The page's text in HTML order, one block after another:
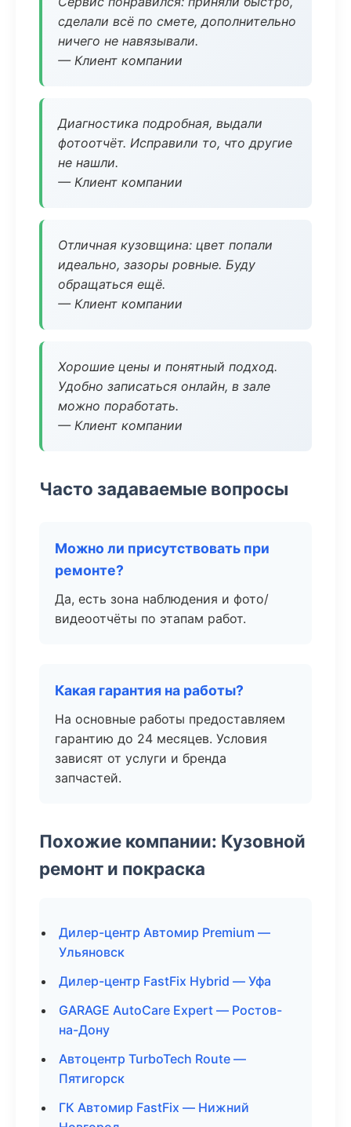
сделали всё по смете, дополнительно
ничего не навязывали.
— Клиент компании
Диагностика подробная, выдали
фотоотчёт. Исправили то, что другие
не нашли.
— Клиент компании
Отличная кузовщина: цвет попали
идеально, зазоры ровные. Буду
обращаться ещё.
— Клиент компании
Хорошие цены и понятный подход.
Удобно записаться онлайн, в зале
можно поработать.
— Клиент компании
Часто задаваемые вопросы
Можно ли присутствовать при
ремонте?
Да, есть зона наблюдения и фото/
видеоотчёты по этапам работ.
Какая гарантия на работы?
На основные работы предоставляем
гарантию до 24 месяцев. Условия
зависят от услуги и бренда
запчастей.
Похожие компании: Кузовной
ремонт и покраска
Дилер-центр Автомир Premium —
Ульяновск
Дилер-центр FastFix Hybrid — Уфа
GARAGE AutoCare Expert — Ростов-
на-Дону
Автоцентр TurboTech Route —
Пятигорск
ГК Автомир FastFix — Нижний